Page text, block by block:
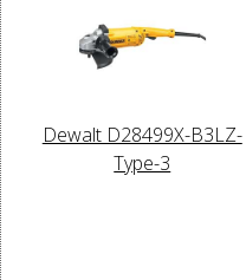
Dewalt D28499X-B3LZ-
Type-3